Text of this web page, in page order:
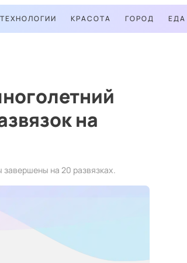
ТЕХНОЛОГИИ КРАСОТА ГОРОД ЕДА
на
на 20 развязках.